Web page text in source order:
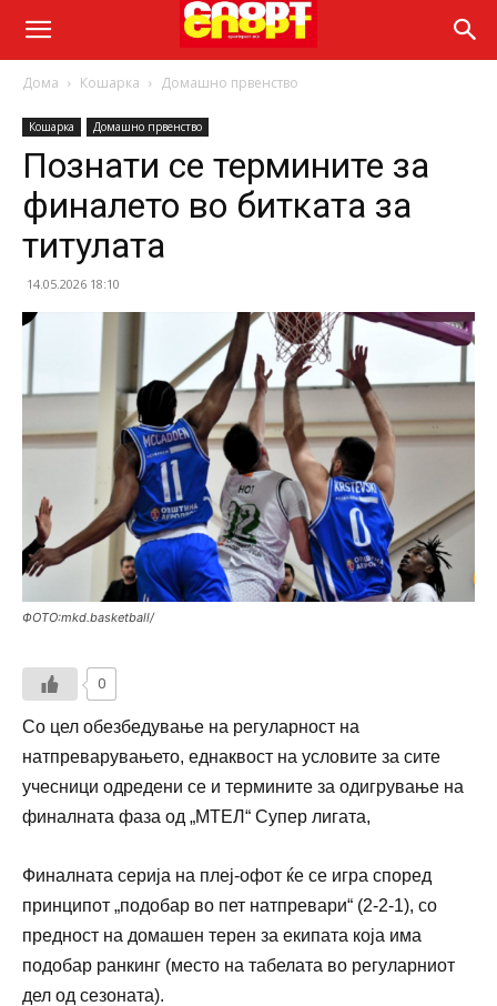
Дома Кошарка Домашно првенство
Кошарка Домашно првенство
Познати се термините за
финалето во битката за
титулата
14.05.2026 18:10
ФОТО:mkd.basketball/
0
Со цел обезбедување на регуларност на
натпреварувањето, еднаквост на условите за сите
учесници одредени се и термините за одигрување на
финалната фаза од „МТЕЛ“ Супер лигата,
Финалната серија на плеј-офот ќе се игра според
принципот „подобар во пет натпревари“ (2-2-1), со
предност на домашен терен за екипата која има
подобар ранкинг (место на табелата во регуларниот
дел од сезоната).